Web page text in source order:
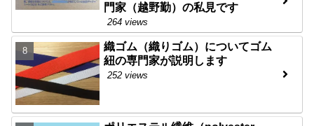
門家（越野勤）の私見です
264 views
織ゴム（織りゴム）についてゴム
紐の専門家が説明します
252 views